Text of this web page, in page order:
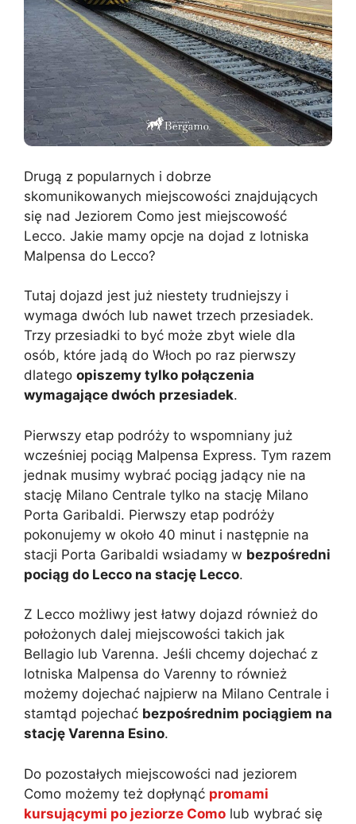
Drugą z popularnych i dobrze
skomunikowanych miejscowości znajdujących
się nad Jeziorem Como jest miejscowość
Lecco. Jakie mamy opcje na dojad z lotniska
Malpensa do Lecco?
Tutaj dojazd jest już niestety trudniejszy i
wymaga dwóch lub nawet trzech przesiadek.
Trzy przesiadki to być może zbyt wiele dla
osób, które jadą do Włoch po raz pierwszy
dlatego opiszemy tylko połączenia
wymagające dwóch przesiadek.
Pierwszy etap podróży to wspomniany już
wcześniej pociąg Malpensa Express. Tym razem
jednak musimy wybrać pociąg jadący nie na
stację Milano Centrale tylko na stację Milano
Porta Garibaldi. Pierwszy etap podróży
pokonujemy w około 40 minut i następnie na
stacji Porta Garibaldi wsiadamy w bezpośredni
pociąg do Lecco na stację Lecco.
Z Lecco możliwy jest łatwy dojazd również do
położonych dalej miejscowości takich jak
Bellagio lub Varenna. Jeśli chcemy dojechać z
lotniska Malpensa do Varenny to również
możemy dojechać najpierw na Milano Centrale i
stamtąd pojechać bezpośrednim pociągiem na
stację Varenna Esino.
Do pozostałych miejscowości nad jeziorem
Como możemy też dopłynąć promami
kursującymi po jeziorze Como lub wybrać się